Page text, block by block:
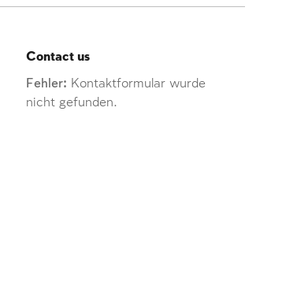
Contact us
Fehler: Kontaktformular wurde
nicht gefunden.